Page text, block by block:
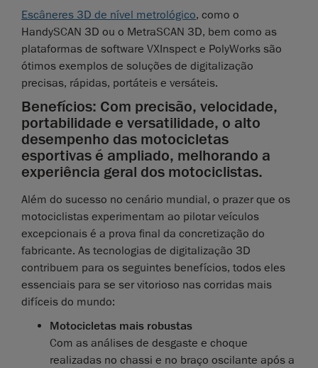
Escâneres 3D de nível metrológico, como o
HandySCAN 3D ou o MetraSCAN 3D, bem como as
plataformas de software VXInspect e PolyWorks são
ótimos exemplos de soluções de digitalização
precisas, rápidas, portáteis e versáteis.
Benefícios: Com precisão, velocidade,
portabilidade e versatilidade, o alto
desempenho das motocicletas
esportivas é ampliado, melhorando a
experiência geral dos motociclistas.
Além do sucesso no cenário mundial, o prazer que os
motociclistas experimentam ao pilotar veículos
excepcionais é a prova final da concretização do
fabricante. As tecnologias de digitalização 3D
contribuem para os seguintes benefícios, todos eles
essenciais para se ser vitorioso nas corridas mais
difíceis do mundo:
Motocicletas mais robustas
Com as análises de desgaste e choque
realizadas no chassi e no braço oscilante após a